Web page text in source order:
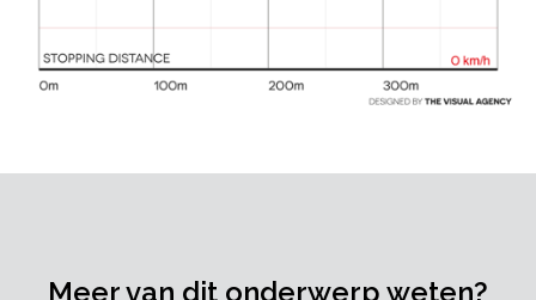
Meer van dit onderwerp weten?